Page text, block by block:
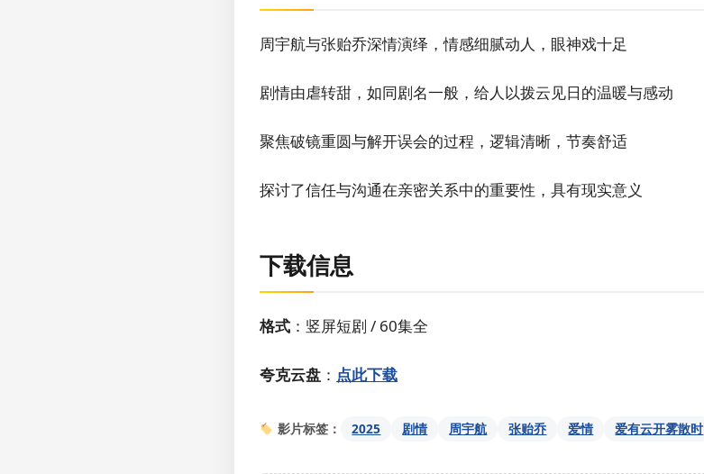
周宇航与张贻乔深情演绎，情感细腻动人，眼神戏十足
剧情由虐转甜，如同剧名一般，给人以拨云见日的温暖与感动
聚焦破镜重圆与解开误会的过程，逻辑清晰，节奏舒适
探讨了信任与沟通在亲密关系中的重要性，具有现实意义
下载信息
格式 ：竖屏短剧 / 60集全
夸克云盘 ： 点此下载
影片标签： 2025 剧情 周宇航 张贻乔 爱情 爱有云开雾散时